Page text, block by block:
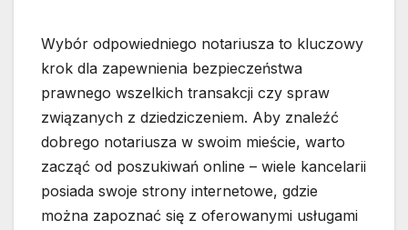
Wybór odpowiedniego notariusza to kluczowy
krok dla zapewnienia bezpieczeństwa
prawnego wszelkich transakcji czy spraw
związanych z dziedziczeniem. Aby znaleźć
dobrego notariusza w swoim mieście, warto
zacząć od poszukiwań online – wiele kancelarii
posiada swoje strony internetowe, gdzie
można zapoznać się z oferowanymi usługami